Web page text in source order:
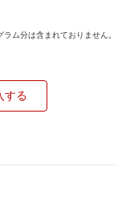
ム分は含まれておりません。
する